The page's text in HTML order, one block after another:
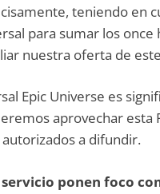
teniendo en
para sumar los
nuestra oferta de
Epic Universe es
aprovechar
a difundir.
servicio ponen foco